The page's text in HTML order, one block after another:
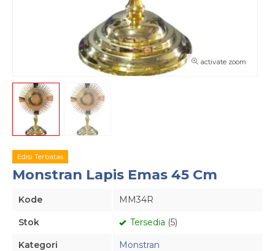
activate zoom
Edisi Terbatas
Monstran Lapis Emas 45 Cm
Kode MM34R
Stok Tersedia (5)
Kategori Monstran